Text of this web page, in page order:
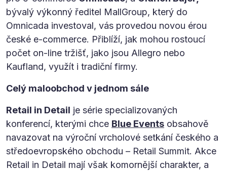
bývalý výkonný ředitel MallGroup, který do
Omnicada investoval, vás provedou novou érou
české e-commerce. Přiblíží, jak mohou rostoucí
počet on-line tržišť, jako jsou Allegro nebo
Kaufland, využít i tradiční firmy.
Celý maloobchod v jednom sále
Retail in Detail je série specializovaných
konferencí, kterými chce Blue Events obsahově
navazovat na výroční vrcholové setkání českého a
středoevropského obchodu – Retail Summit. Akce
Retail in Detail mají však komornější charakter, a